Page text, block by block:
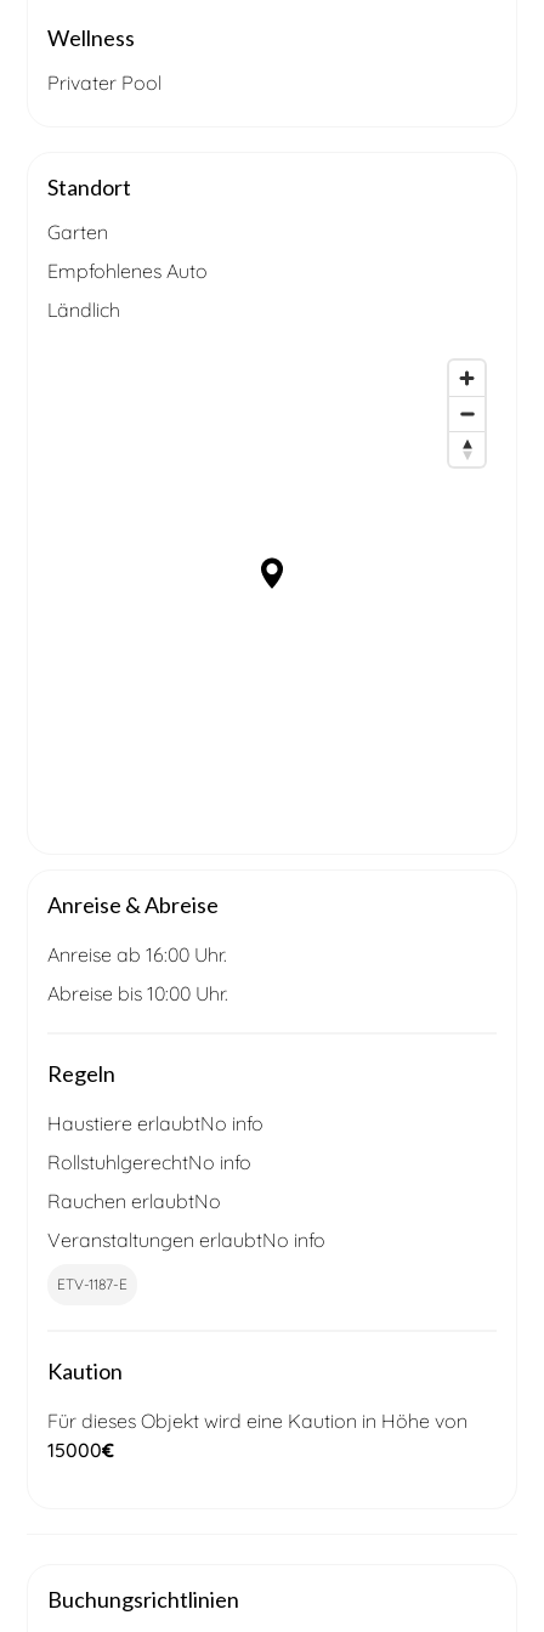
Wellness
Privater Pool
Standort
Garten
Empfohlenes Auto
Ländlich
Anreise & Abreise
Anreise ab 16:00 Uhr.
Abreise bis 10:00 Uhr.
Regeln
Haustiere erlaubtNo info
RollstuhlgerechtNo info
Rauchen erlaubtNo
Veranstaltungen erlaubtNo info
ETV-1187-E
Kaution
Für dieses Objekt wird eine Kaution in Höhe von
15000€
Buchungsrichtlinien